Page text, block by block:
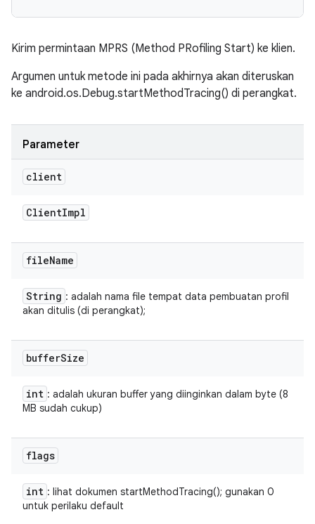
Kirim permintaan MPRS (Method PRofiling Start) ke klien.
Argumen untuk metode ini pada akhirnya akan diteruskan
ke android.os.Debug.startMethodTracing() di perangkat.
Parameter
client
ClientImpl
fileName
String : adalah nama file tempat data pembuatan profil
akan ditulis (di perangkat);
bufferSize
int : adalah ukuran buffer yang diinginkan dalam byte (8
MB sudah cukup)
flags
int : lihat dokumen startMethodTracing(); gunakan 0
untuk perilaku default